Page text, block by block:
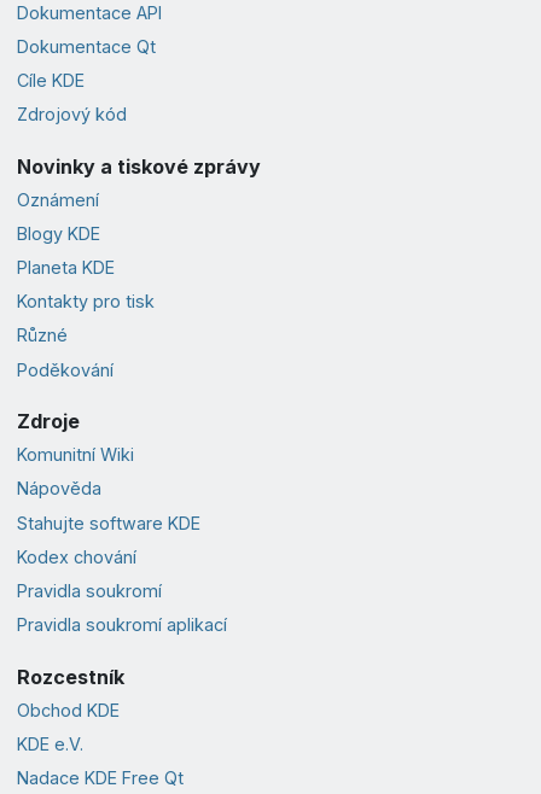
Dokumentace API
Dokumentace Qt
Cíle KDE
Zdrojový kód
Novinky a tiskové zprávy
Oznámení
Blogy KDE
Planeta KDE
Kontakty pro tisk
Různé
Poděkování
Zdroje
Komunitní Wiki
Nápověda
Stahujte software KDE
Kodex chování
Pravidla soukromí
Pravidla soukromí aplikací
Rozcestník
Obchod KDE
KDE e.V.
Nadace KDE Free Qt